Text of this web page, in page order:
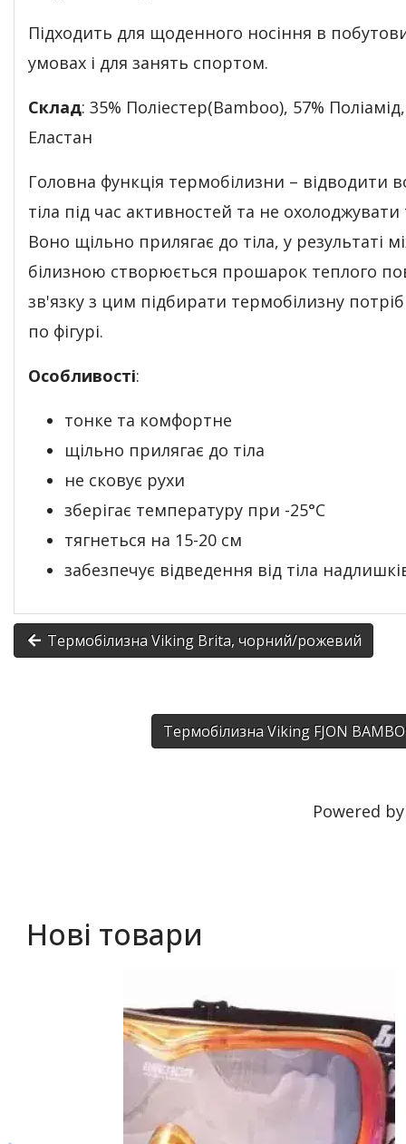
Підходить для щоденного носіння в
умовах і для занять спортом.
Склад: 35% Поліестер(Bamboo), 57%
Еластан
Головна функція термобілизни – відводити
тіла під час активностей та не охолоджувати
Воно щільно прилягає до тіла, у результаті
білизною створюється прошарок теплого
зв'язку з цим підбирати термобілизну
по фігурі.
Особливості:
тонке та комфортне
щільно прилягає до тіла
не сковує рухи
зберігає температуру при -25°С
тягнеться на 15-20 см
забезпечує відведення від тіла
Термобілизна Viking Brita, чорний/рожевий
Термобілизна Viking FJON
Powered
Нові товари